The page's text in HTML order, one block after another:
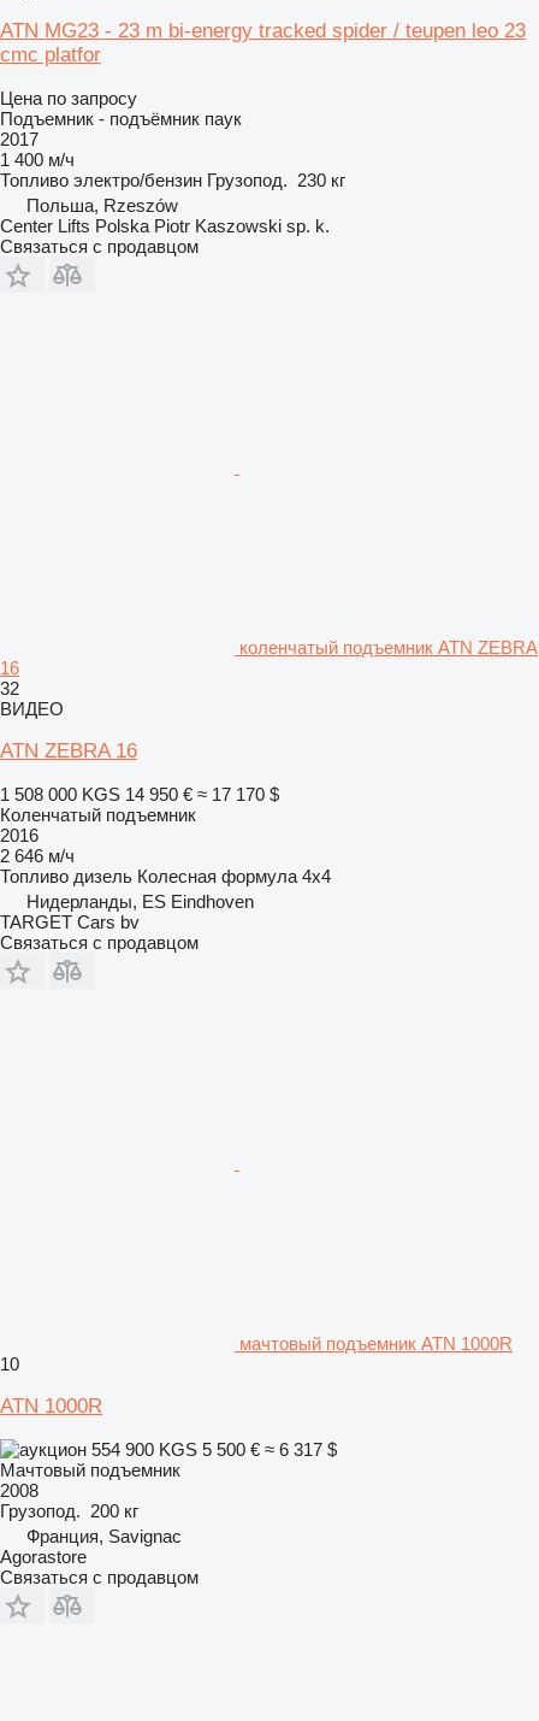
ATN MG23 - 23 m bi-energy tracked spider / teupen leo 23
cmc platfor
Цена по запросу
Подъемник - подъёмник паук
2017
1 400 м/ч
Топливо электро/бензин Грузопод. 230 кг
Польша, Rzeszów
Center Lifts Polska Piotr Kaszowski sp. k.
Связаться с продавцом
коленчатый подъемник ATN ZEBRA
16
32
ВИДЕО
ATN ZEBRA 16
1 508 000 KGS 14 950 € ≈ 17 170 $
Коленчатый подъемник
2016
2 646 м/ч
Топливо дизель Колесная формула 4x4
Нидерланды, ES Eindhoven
TARGET Cars bv
Связаться с продавцом
мачтовый подъемник ATN 1000R
10
ATN 1000R
554 900 KGS 5 500 € ≈ 6 317 $
Мачтовый подъемник
2008
Грузопод. 200 кг
Франция, Savignac
Agorastore
Связаться с продавцом